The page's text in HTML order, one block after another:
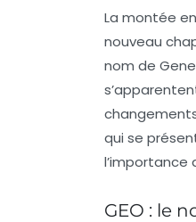
La montée
nouveau
nom de
qui se
l’importance
GEO : le